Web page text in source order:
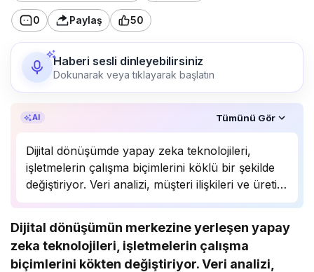
0 Paylaş 50
Haberi sesli dinleyebilirsiniz
Dokunarak veya tıklayarak başlatın
AI Tümünü Gör
Dijital dönüşümde yapay zeka teknolojileri,
işletmelerin çalışma biçimlerini köklü bir şekilde
değiştiriyor. Veri analizi, müşteri ilişkileri ve üretim
süreçlerinde önemli bir rol oynayan yapay zeka,
Uzmanlar, bu teknolojinin önümüzdeki yıllarda
daha da yaygınlaşarak…
Dijital dönüşümün merkezine yerleşen yapay
zeka teknolojileri, işletmelerin çalışma
biçimlerini kökten değiştiriyor. Veri analizi,